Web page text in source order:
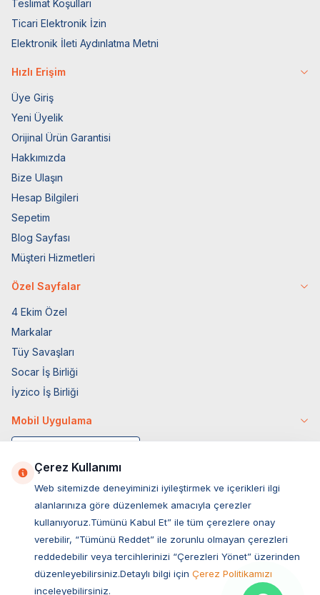
Teslimat Koşulları
Ticari Elektronik İzin
Elektronik İleti Aydınlatma Metni
Hızlı Erişim
Üye Giriş
Yeni Üyelik
Orijinal Ürün Garantisi
Hakkımızda
Bize Ulaşın
Hesap Bilgileri
Sepetim
Blog Sayfası
Müşteri Hizmetleri
Özel Sayfalar
4 Ekim Özel
Markalar
Tüy Savaşları
Socar İş Birliği
İyzico İş Birliği
Mobil Uygulama
Müşteri Hizmetleri
Çerez Kullanımı
Web sitemizde deneyiminizi iyileştirmek ve içerikleri ilgi
alanlarınıza göre düzenlemek amacıyla çerezler
kullanıyoruz.Tümünü Kabul Et” ile tüm çerezlere onay
verebilir, “Tümünü Reddet” ile zorunlu olmayan çerezleri
reddedebilir veya tercihlerinizi “Çerezleri Yönet” üzerinden
düzenleyebilirsiniz.Detaylı bilgi için Çerez Politikamızı
inceleyebilirsiniz.